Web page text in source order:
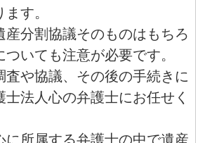
す。
産分割協議そのものはもちろ
いても注意が必要です。
査や協議、その後の手続きに
法人心の弁護士にお任せく
に所属する弁護士の中で遺産